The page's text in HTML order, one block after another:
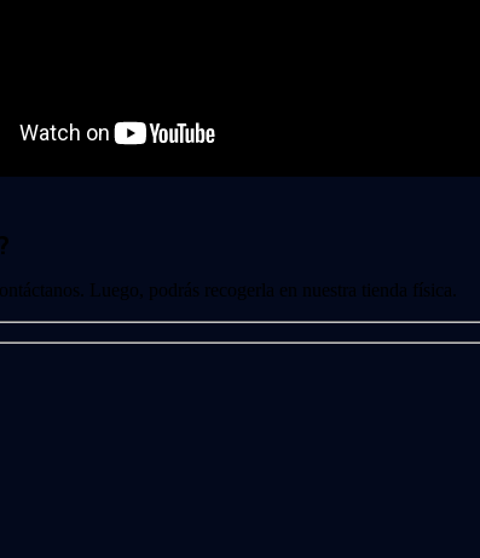
Luego, podrás recogerla en nuestra tienda física.